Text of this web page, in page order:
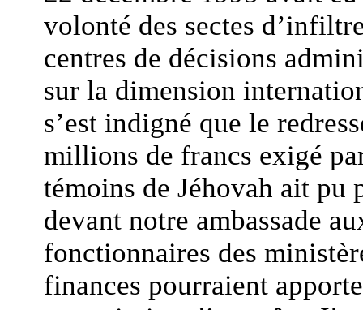
volonté des sectes
centres de décisions
sur la dimension
s’est indigné que le
millions de francs exigé
témoins de Jéhovah ait pu
devant notre ambassade
fonctionnaires des
finances pourraient